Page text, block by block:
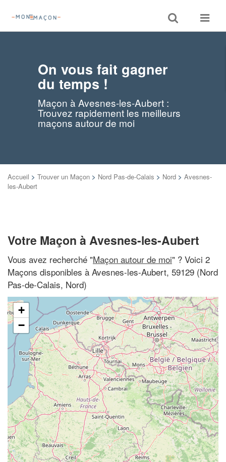
Toggle
search
Toggle
On vous fait gagner
du temps !
Maçon à Avesnes-les-Aubert :
Trouvez rapidement les meilleurs
maçons autour de moi
Accueil > Trouver un Maçon > Nord Pas-de-Calais > Nord > Avesnes-
les-Aubert
Votre Maçon à Avesnes-les-Aubert
Vous avez recherché "Maçon autour de moi" ? Voici 2
Maçons disponibles à Avesnes-les-Aubert, 59129 (Nord
Pas-de-Calais, Nord)
+
−